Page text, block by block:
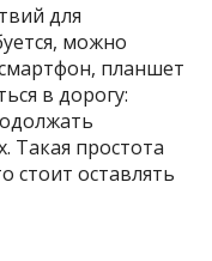
для
можно
планшет
в дорогу:
Такая простота
стоит оставлять